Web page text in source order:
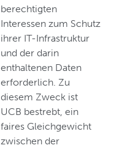
berechtigten
Interessen zum Schutz
ihrer IT-Infrastruktur
und der darin
enthaltenen Daten
erforderlich. Zu
diesem Zweck ist
UCB bestrebt, ein
faires Gleichgewicht
zwischen der